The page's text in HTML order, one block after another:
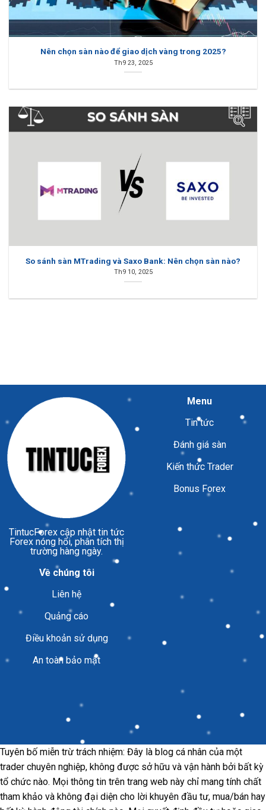
Nên chọn sàn nào để giao dịch vàng trong 2025?
Th9 23, 2025
So sánh sàn MTrading và Saxo Bank: Nên chọn sàn nào?
Th9 10, 2025
TintucForex cập nhật tin tức
Forex nóng hổi, phân tích thị
trường hàng ngày.
Menu
Tin tức
Đánh giá sàn
Kiến thức Trader
Bonus Forex
Về chúng tôi
Liên hệ
Quảng cáo
Điều khoản sử dụng
An toàn bảo mật
Tuyên bố miễn trừ trách nhiệm: Đây là blog cá nhân của một
trader chuyên nghiệp, không được sở hữu và vận hành bởi bất kỳ
tổ chức nào. Mọi thông tin trên trang web này chỉ mang tính chất
tham khảo và không đại diện cho lời khuyên đầu tư, mua/bán hay